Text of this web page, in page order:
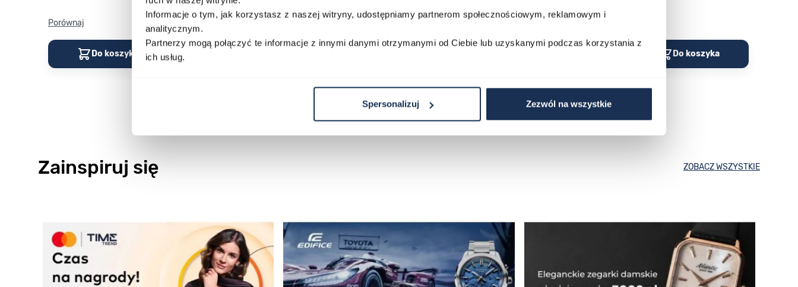
Informacje o tym, jak korzystasz z naszej witryny, udostępniamy partnerom społecznościowym, reklamowym i
analitycznym.
Partnerzy mogą połączyć te informacje z innymi danymi otrzymanymi od Ciebie lub uzyskanymi podczas korzystania z
ich usług.
Spersonalizuj Zezwól na wszystkie
Porównaj
Do koszyka
Porównaj Porównaj
Do koszyka
Zainspiruj się ZOBACZ WSZYSTKIE